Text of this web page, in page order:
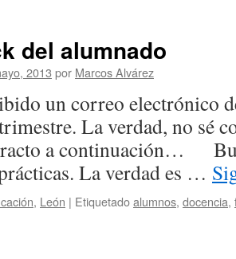
del alumnado
2013 por Marcos Alvárez
un correo electrónico
La verdad, no sé
a continuación…
La verdad es …
, León | Etiquetadoalumnos, docencia,